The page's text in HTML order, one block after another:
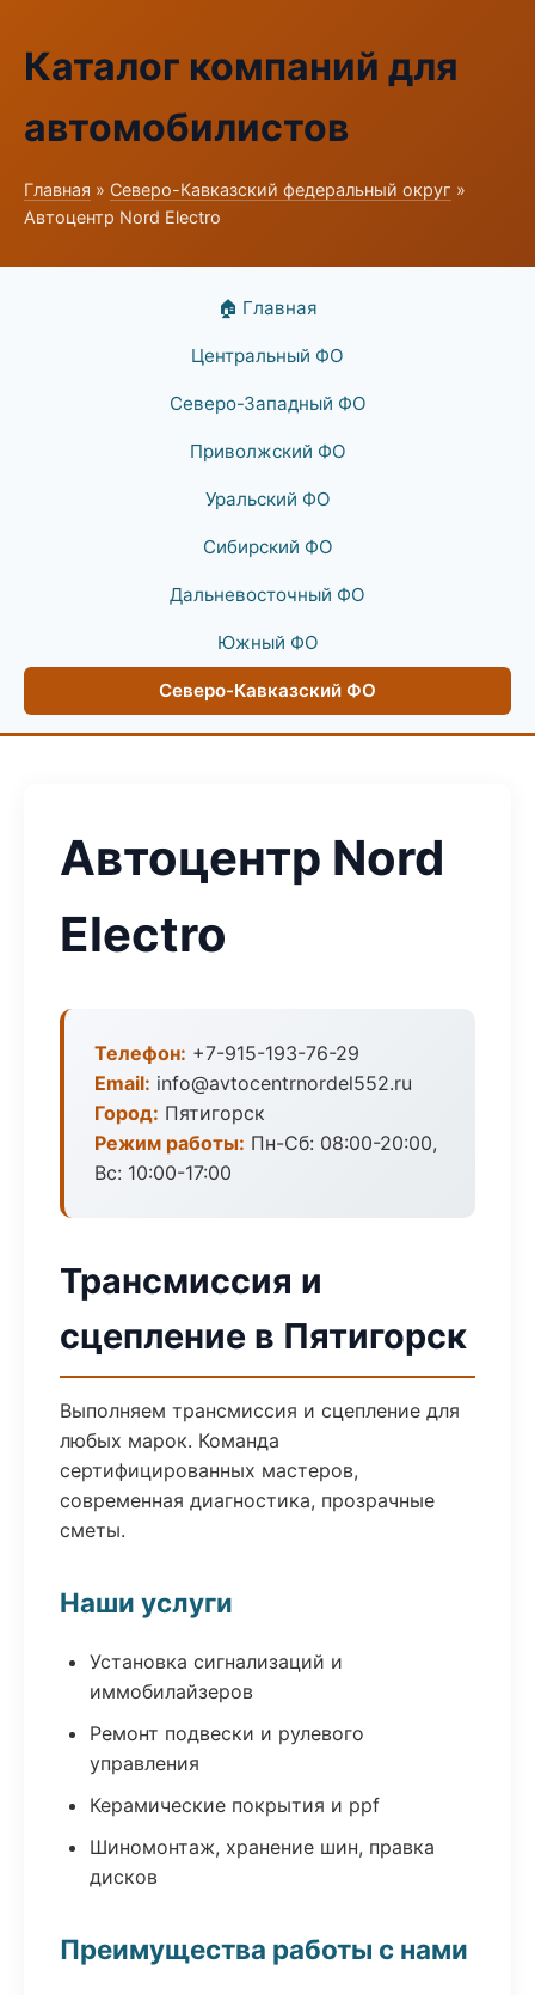
Каталог компаний для
автомобилистов
Главная » Северо-Кавказский федеральный округ »
Автоцентр Nord Electro
🏠 Главная
Центральный ФО
Северо-Западный ФО
Приволжский ФО
Уральский ФО
Сибирский ФО
Дальневосточный ФО
Южный ФО
Северо-Кавказский ФО
Автоцентр Nord
Electro
Телефон: +7-915-193-76-29
Email: info@avtocentrnordel552.ru
Город: Пятигорск
Режим работы: Пн-Сб: 08:00-20:00,
Вс: 10:00-17:00
Трансмиссия и
сцепление в Пятигорск
Выполняем трансмиссия и сцепление для
любых марок. Команда
сертифицированных мастеров,
современная диагностика, прозрачные
сметы.
Наши услуги
Установка сигнализаций и
иммобилайзеров
Ремонт подвески и рулевого
управления
Керамические покрытия и ppf
Шиномонтаж, хранение шин, правка
дисков
Преимущества работы с нами